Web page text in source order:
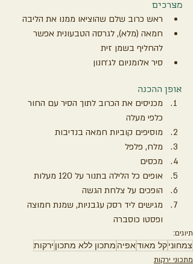
מצרכים
ראש כרוב שלם שהוציאו ממנו את הליבה
חמאה (מלא), לגרסה הטבעונית אפשר
להחליף בשמן זית
סיר אלומניום לג׳חנון
אופן ההכנה
מכניסים את הכרוב לתוך הסיר עם החור
כלפי מעלה
מוסיפים קוביות חמאה בנדיבות
מלח, פלפל
מכסים
אופים כל הלילה בתנור על 120 מעלות
הופכים על צלחת הגשה
מגישים ליד רסק עגבניות, שמנת חמוצה
ופסטו כוסברה
תיוגים:
צמחוניקל מאודאפיה מתכון ללא מתכון ירקות
מתכוני ירקות